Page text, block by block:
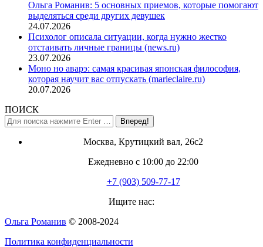
Ольга Романив: 5 основных приемов, которые помогают
выделяться среди других девушек
24.07.2026
Психолог описала ситуации, когда нужно жестко
отстаивать личные границы (news.ru)
23.07.2026
Моно но аварэ: самая красивая японская философия,
которая научит вас отпускать (marieclaire.ru)
20.07.2026
ПОИСК
Поиск:
Москва, Крутицкий вал, 26с2
Ежедневно с 10:00 до 22:00
+7 (903) 509-77-17
Ищите нас:
открывается
Ольга Романив © 2008-2024
Политика конфиденциальности